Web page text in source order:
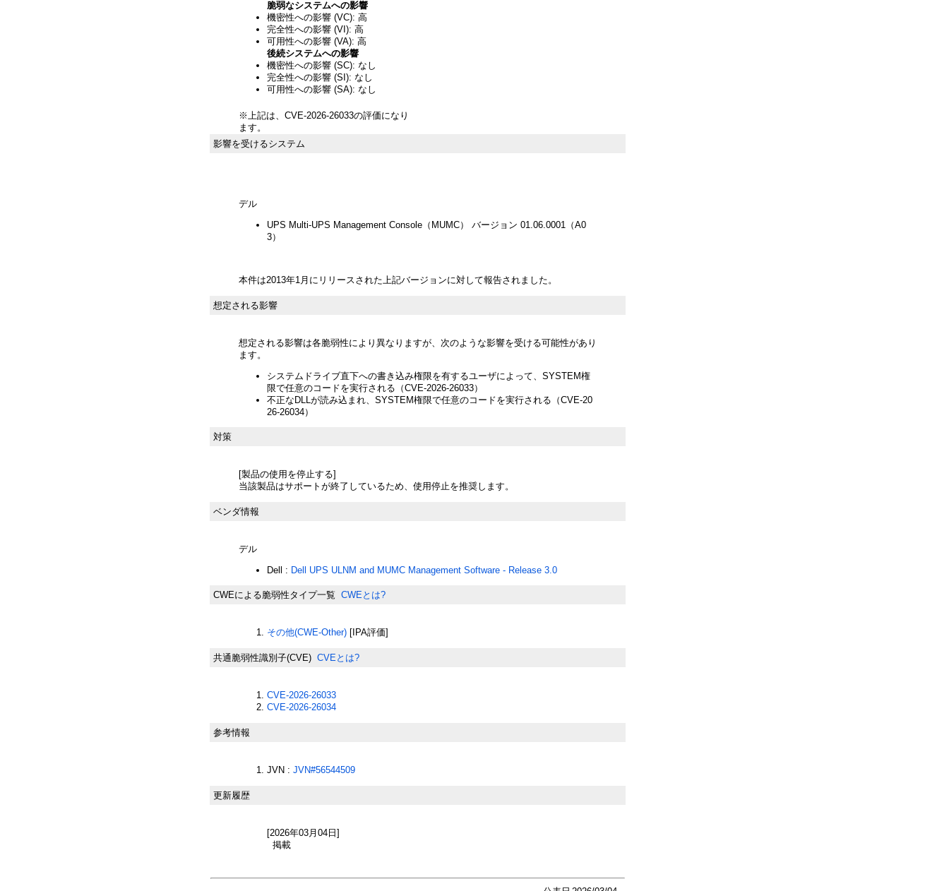
脆弱なシステムへの影響
機密性への影響 (VC): 高
完全性への影響 (VI): 高
可用性への影響 (VA): 高
後続システムへの影響
機密性への影響 (SC): なし
完全性への影響 (SI): なし
可用性への影響 (SA): なし
※上記は、CVE-2026-26033の評価になり
ます。
影響を受けるシステム
デル
UPS Multi-UPS Management Console（MUMC） バージョン 01.06.0001（A0
3）
本件は2013年1月にリリースされた上記バージョンに対して報告されました。
想定される影響
想定される影響は各脆弱性により異なりますが、次のような影響を受ける可能性があり
ます。
システムドライブ直下への書き込み権限を有するユーザによって、SYSTEM権
限で任意のコードを実行される（CVE-2026-26033）
不正なDLLが読み込まれ、SYSTEM権限で任意のコードを実行される（CVE-20
26-26034）
対策
[製品の使用を停止する]
当該製品はサポートが終了しているため、使用停止を推奨します。
ベンダ情報
デル
Dell : Dell UPS ULNM and MUMC Management Software - Release 3.0
CWEによる脆弱性タイプ一覧 CWEとは?
その他(CWE-Other) [IPA評価]
共通脆弱性識別子(CVE) CVEとは?
CVE-2026-26033
CVE-2026-26034
参考情報
JVN : JVN#56544509
更新履歴
[2026年03月04日]
掲載